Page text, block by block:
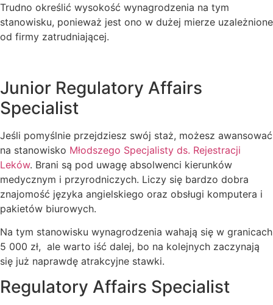
Trudno określić wysokość wynagrodzenia na tym
stanowisku, ponieważ jest ono w dużej mierze uzależnione
od firmy zatrudniającej.
Junior Regulatory Affairs
Specialist
Jeśli pomyślnie przejdziesz swój staż, możesz awansować
na stanowisko Młodszego Specjalisty ds. Rejestracji
Leków. Brani są pod uwagę absolwenci kierunków
medycznym i przyrodniczych. Liczy się bardzo dobra
znajomość języka angielskiego oraz obsługi komputera i
pakietów biurowych.
Na tym stanowisku wynagrodzenia wahają się w granicach
5 000 zł, ale warto iść dalej, bo na kolejnych zaczynają
się już naprawdę atrakcyjne stawki.
Regulatory Affairs Specialist